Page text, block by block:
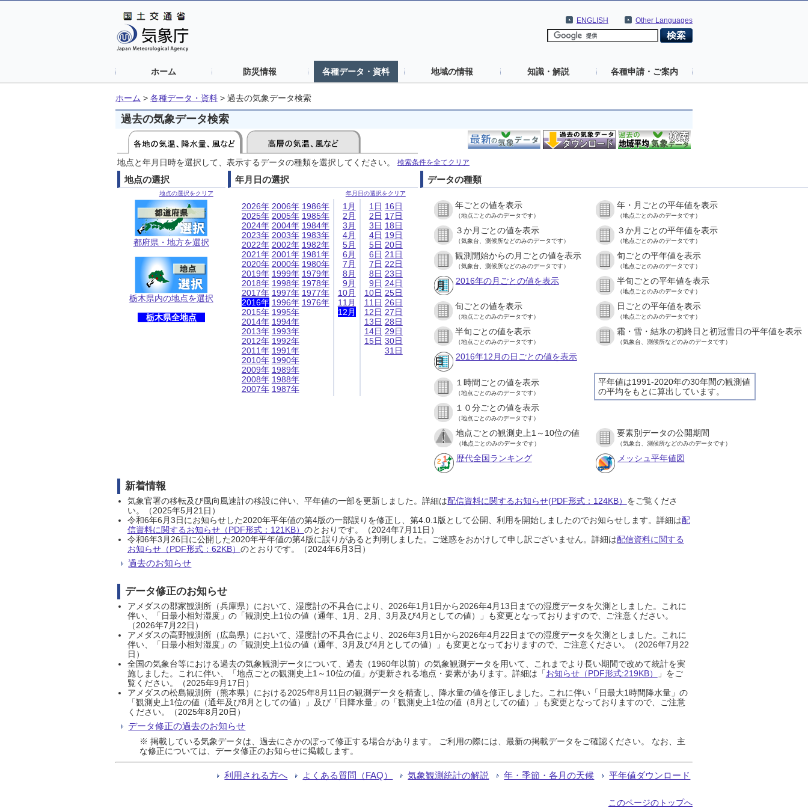
Other Languages
ENGLISH
ホーム 防災情報 各種データ・資料 地域の情報 知識・解説 各種申請・ご案内
ホーム > 各種データ・資料 > 過去の気象データ検索
過去の気象データ検索
地点と年月日時を選択して、表示するデータの種類を選択してください。 検索条件を全てクリア
地点の選択
地点の選択をクリア
都府県・地方を選択
栃木県内の地点を選択
栃木県全地点
年月日の選択
年月日の選択をクリア
2026年
2025年
2024年
2023年
2022年
2021年
2020年
2019年
2018年
2017年
2016年
2015年
2014年
2013年
2012年
2011年
2010年
2009年
2008年
2007年
2006年
2005年
2004年
2003年
2002年
2001年
2000年
1999年
1998年
1997年
1996年
1995年
1994年
1993年
1992年
1991年
1990年
1989年
1988年
1987年
1986年
1985年
1984年
1983年
1982年
1981年
1980年
1979年
1978年
1977年
1976年
1月
2月
3月
4月
5月
6月
7月
8月
9月
10月
11月
12月
1日
2日
3日
4日
5日
6日
7日
8日
9日
10日
11日
12日
13日
14日
15日
16日
17日
18日
19日
20日
21日
22日
23日
24日
25日
26日
27日
28日
29日
30日
31日
データの種類
年ごとの値を表示
（地点ごとのみのデータです）
年・月ごとの平年値を表示
（地点ごとのみのデータです）
３か月ごとの値を表示
（気象台、測候所などのみのデータです）
３か月ごとの平年値を表示
（地点ごとのみのデータです）
観測開始からの月ごとの値を表示
（気象台、測候所などのみのデータです）
旬ごとの平年値を表示
（地点ごとのみのデータです）
2016年の月ごとの値を表示 半旬ごとの平年値を表示
（地点ごとのみのデータです）
旬ごとの値を表示
（地点ごとのみのデータです）
日ごとの平年値を表示
（地点ごとのみのデータです）
半旬ごとの値を表示
（地点ごとのみのデータです）
霜・雪・結氷の初終日と初冠雪日の平年値を表示
（気象台、測候所などのみのデータです）
2016年12月の日ごとの値を表示
平年値は1991-2020年の30年間の観測値
の平均をもとに算出しています。
１時間ごとの値を表示
（地点ごとのみのデータです）
１０分ごとの値を表示
（地点ごとのみのデータです）
地点ごとの観測史上1～10位の値
（地点ごとのみのデータです）
要素別データの公開期間
（気象台、測候所などのみのデータです）
歴代全国ランキング メッシュ平年値図
新着情報
気象官署の移転及び風向風速計の移設に伴い、平年値の一部を更新しました。詳細は配信資料に関するお知らせ(PDF形式：124KB） をご覧くださ
い。（2025年5月21日）
令和6年6月3日にお知らせした2020年平年値の第4版の一部誤りを修正し、第4.0.1版として公開、利用を開始しましたのでお知らせします。詳細は配
信資料に関するお知らせ（PDF形式：121KB） のとおりです。（2024年7月11日）
令和6年3月26日に公開した2020年平年値の第4版に誤りがあると判明しました。ご迷惑をおかけして申し訳ございません。詳細は配信資料に関する
お知らせ（PDF形式：62KB） のとおりです。（2024年6月3日）
過去のお知らせ
データ修正のお知らせ
アメダスの郡家観測所（兵庫県）において、湿度計の不具合により、2026年1月1日から2026年4月13日までの湿度データを欠測としました。これに
伴い、「日最小相対湿度」の「観測史上1位の値（通年、1月、2月、3月及び4月としての値）」も変更となっておりますので、ご注意ください。
（2026年7月22日）
アメダスの高野観測所（広島県）において、湿度計の不具合により、2026年3月1日から2026年4月22日までの湿度データを欠測としました。これに
伴い、「日最小相対湿度」の「観測史上1位の値（通年、3月及び4月としての値）」も変更となっておりますので、ご注意ください。（2026年7月22
日）
全国の気象台等における過去の気象観測データについて、過去（1960年以前）の気象観測データを用いて、これまでより長い期間で改めて統計を実
施しました。これに伴い、「地点ごとの観測史上1～10位の値」が更新される地点・要素があります。詳細は「お知らせ（PDF形式:219KB）
」をご
覧ください。（2025年9月17日）
アメダスの松島観測所（熊本県）における2025年8月11日の観測データを精査し、降水量の値を修正しました。これに伴い「日最大1時間降水量」の
「観測史上1位の値（通年及び8月としての値）」及び「日降水量」の「観測史上1位の値（8月としての値）」も変更となっておりますので、ご注意
ください。（2025年8月20日）
データ修正の過去のお知らせ
※ 掲載している気象データは、過去にさかのぼって修正する場合があります。 ご利用の際には、最新の掲載データをご確認ください。 なお、主
な修正については、データ修正のお知らせに掲載します。
利用される方へ よくある質問（FAQ） 気象観測統計の解説 年・季節・各月の天候 平年値ダウンロード
このページのトップへ